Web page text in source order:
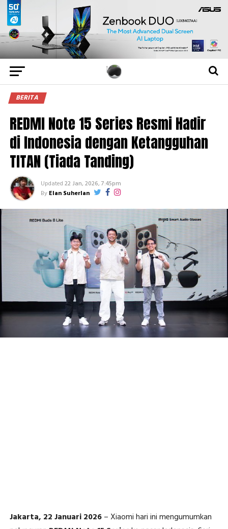
BERITA
REDMI Note 15 Series Resmi Hadir
di Indonesia dengan Ketangguhan
TITAN (Tiada Tanding)
Updated 22 Jan, 2026, 7:45pm
By Elan Suherlan
Jakarta, 22 Januari 2026– Xiaomi hari ini mengumumkan